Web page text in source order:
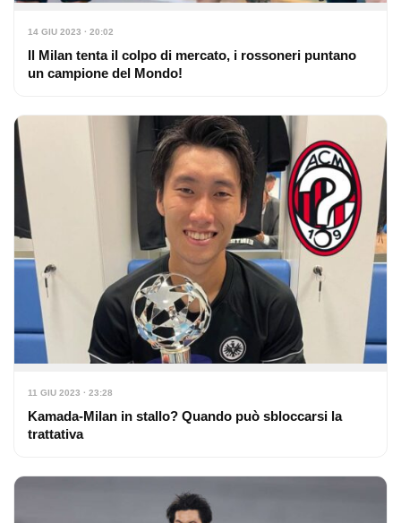
14 GIU 2023 · 20:02
Il Milan tenta il colpo di mercato, i rossoneri puntano
un campione del Mondo!
11 GIU 2023 · 23:28
Kamada-Milan in stallo? Quando può sbloccarsi la
trattativa